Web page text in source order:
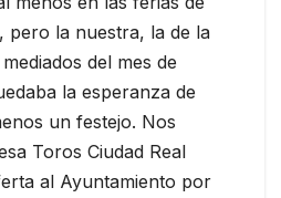
pero la nuestra, la de la
del mes de
la esperanza de
un festejo. Nos
Toros Ciudad Real
al Ayuntamiento por